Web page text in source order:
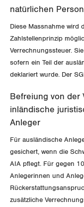
St. Gallen-
Thurgau
Uri
Waadt
Wallis
natürlichen
Diese Massnahme wird
Zahlstellenprinzip
Verrechnungssteuer.
sofern ein Teil der
deklariert wurde. Der
Befreiung von der
inländische
Anleger
Für ausländische
gesichert, wenn die
AIA pflegt. Für gegen
Anlegerinnen und
zusätzliche